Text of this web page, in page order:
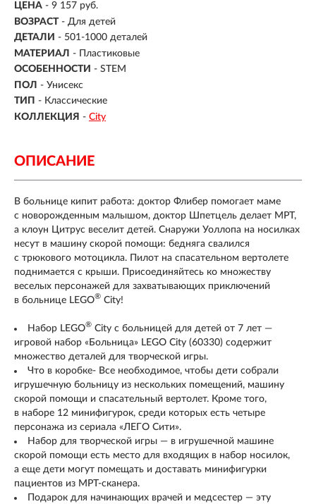
ЦЕНА - 9 157 руб.
ВОЗРАСТ - Для детей
ДЕТАЛИ - 501-1000 деталей
МАТЕРИАЛ - Пластиковые
ОСОБЕННОСТИ - STEM
ПОЛ - Унисекс
ТИП - Классические
КОЛЛЕКЦИЯ - City
ОПИСАНИЕ
В больнице кипит работа: доктор Флибер помогает маме
с новорожденным малышом, доктор Шпетцель делает МРТ,
а клоун Цитрус веселит детей. Снаружи Уоллопа на носилках
несут в машину скорой помощи: бедняга свалился
с трюкового мотоцикла. Пилот на спасательном вертолете
поднимается с крыши. Присоединяйтесь ко множеству
веселых персонажей для захватывающих приключений
в больнице LEGO® City!
Набор LEGO® City с больницей для детей от 7 лет —
игровой набор «Больница» LEGO City (60330) содержит
множество деталей для творческой игры.
Что в коробке- Все необходимое, чтобы дети собрали
игрушечную больницу из нескольких помещений, машину
скорой помощи и спасательный вертолет. Кроме того,
в наборе 12 минифигурок, среди которых есть четыре
персонажа из сериала «ЛЕГО Сити».
Набор для творческой игры — в игрушечной машине
скорой помощи есть место для входящих в набор носилок,
а еще дети могут помещать и доставать минифигурки
пациентов из МРТ-сканера.
Подарок для начинающих врачей и медсестер — эту